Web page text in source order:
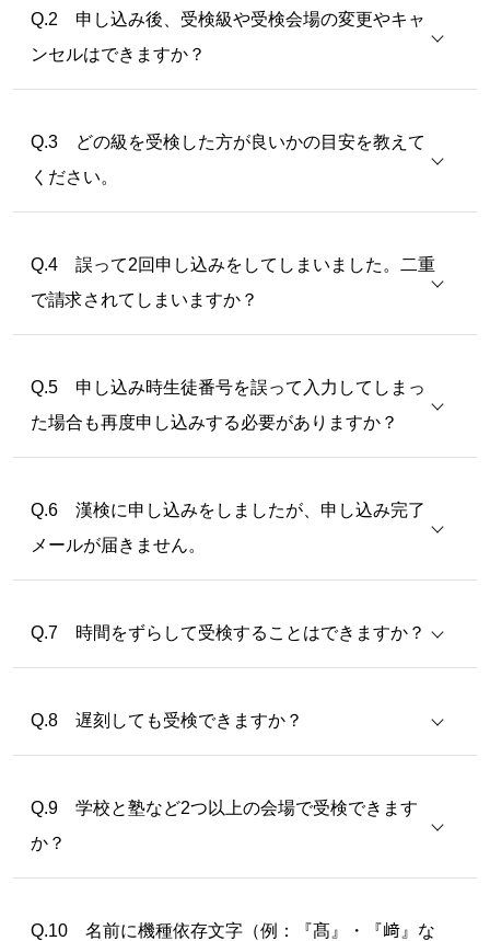
る方の繰越期限は、2027年度同検定回までとなりま
す。
Q.2 申し込み後、受検級や受検会場の変更やキャ
ンセルはできますか？
※変更・キャンセル期日…2026年9月12日(土)15:00
Q.3 どの級を受検した方が良いかの目安を教えて
ください。
Q.4 誤って2回申し込みをしてしまいました。二重
で請求されてしまいますか？
Q.5 申し込み時生徒番号を誤って入力してしまっ
た場合も再度申し込みする必要がありますか？
Q.6 漢検に申し込みをしましたが、申し込み完了
メールが届きません。
Q.7 時間をずらして受検することはできますか？
Q.8 遅刻しても受検できますか？
Q.9 学校と塾など2つ以上の会場で受検できます
か？
Q.10 名前に機種依存文字（例：『髙』・『﨑』な